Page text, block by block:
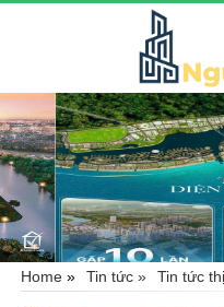
Home» Tin tức » Tin tức